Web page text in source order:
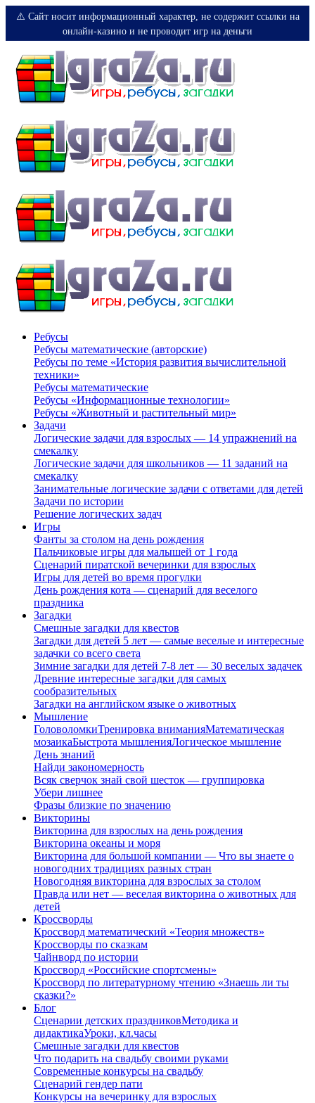
⚠️ Сайт носит информационный характер, не содержит ссылки на
онлайн-казино и не проводит игр на деньги
Ребусы
Ребусы математические (авторские)
Ребусы по теме «История развития вычислительной
техники»
Ребусы математические
Ребусы «Информационные технологии»
Ребусы «Животный и растительный мир»
Задачи
Логические задачи для взрослых — 14 упражнений на
смекалку
Логические задачи для школьников — 11 заданий на
смекалку
Занимательные логические задачи с ответами для детей
Задачи по истории
Решение логических задач
Игры
Фанты за столом на день рождения
Пальчиковые игры для малышей от 1 года
Сценарий пиратской вечеринки для взрослых
Игры для детей во время прогулки
День рождения кота — сценарий для веселого
праздника
Загадки
Смешные загадки для квестов
Загадки для детей 5 лет — самые веселые и интересные
задачки со всего света
Зимние загадки для детей 7-8 лет — 30 веселых задачек
Древние интересные загадки для самых
сообразительных
Загадки на английском языке о животных
Мышление
ГоловоломкиТренировка вниманияМатематическая
мозаикаБыстрота мышленияЛогическое мышление
День знаний
Найди закономерность
Всяк сверчок знай свой шесток — группировка
Убери лишнее
Фразы близкие по значению
Викторины
Викторина для взрослых на день рождения
Викторина океаны и моря
Викторина для большой компании — Что вы знаете о
новогодних традициях разных стран
Новогодняя викторина для взрослых за столом
Правда или нет — веселая викторина о животных для
детей
Кроссворды
Кроссворд математический «Теория множеств»
Кроссворды по сказкам
Чайнворд по истории
Кроссворд «Российские спортсмены»
Кроссворд по литературному чтению «Знаешь ли ты
сказки?»
Блог
Сценарии детских праздниковМетодика и
дидактикаУроки, кл.часы
Смешные загадки для квестов
Что подарить на свадьбу своими руками
Современные конкурсы на свадьбу
Сценарий гендер пати
Конкурсы на вечеринку для взрослых